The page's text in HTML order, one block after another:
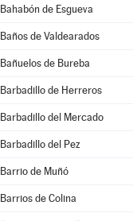
Bahabón de Esgueva
Baños de Valdearados
Bañuelos de Bureba
Barbadillo de Herreros
Barbadillo del Mercado
Barbadillo del Pez
Barrio de Muñó
Barrios de Colina